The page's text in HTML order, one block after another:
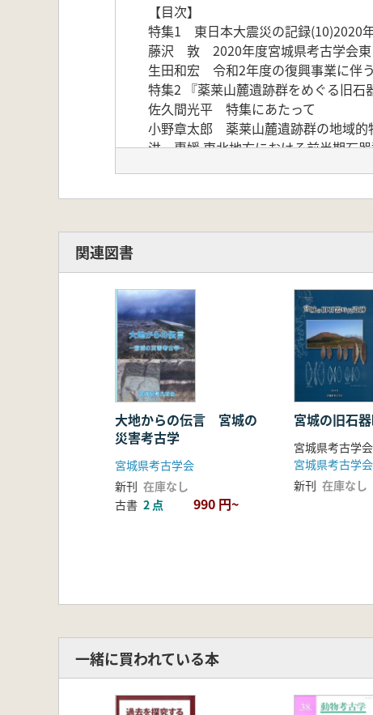
【目次】
特集1 東日本大震災の記録(10)2020
藤沢 敦 2020年度宮城県考古学会東
生田和宏 令和2年度の復興事業に伴
特集2 『薬莱山麓遺跡群をめぐる旧石
佐久間光平 特集にあたって
小野章太郎 薬莱山麓遺跡群の地域的
洪 惠媛 東北地方における前半期石
大場正善 薬莱山南麓では、どのよう
相原淳一・佐藤信行 縄文早期中葉「
及川謙作 陸奥国府における造瓦技術
小原駿平 古代後半期における土師器
佐藤信行・山口義了 鳴瀬川上流域
展望
佐久間光平 東日本大震災による「震
史跡紹介
重森直人 国史跡 赤井官衙遺跡群
博物館紹介
鈴木舞香 名取市歴史民俗資料館の概要
惜別
古川一明 佐々木茂楨先生を偲ぶ
関連図書
大地からの伝言 宮城の
災害考古学
宮城県考古学会
新刊 在庫なし
古書 2 点 990 円~
宮城の旧石
宮城県考古学会
新刊 在庫なし
一緒に買われている本